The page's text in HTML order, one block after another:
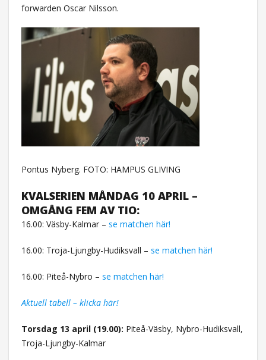
forwarden Oscar Nilsson.
Pontus Nyberg. FOTO: HAMPUS GLIVING
KVALSERIEN MÅNDAG 10 APRIL –
OMGÅNG FEM AV TIO:
16.00: Väsby-Kalmar – se matchen här!
16.00: Troja-Ljungby-Hudiksvall – se matchen här!
16.00: Piteå-Nybro – se matchen här!
Aktuell tabell – klicka här!
Torsdag 13 april (19.00): Piteå-Väsby, Nybro-Hudiksvall,
Troja-Ljungby-Kalmar